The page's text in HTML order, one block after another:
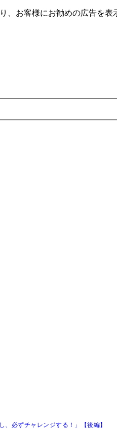
お客様にお勧めの広告を表
必ずチャレンジする！」【後編】